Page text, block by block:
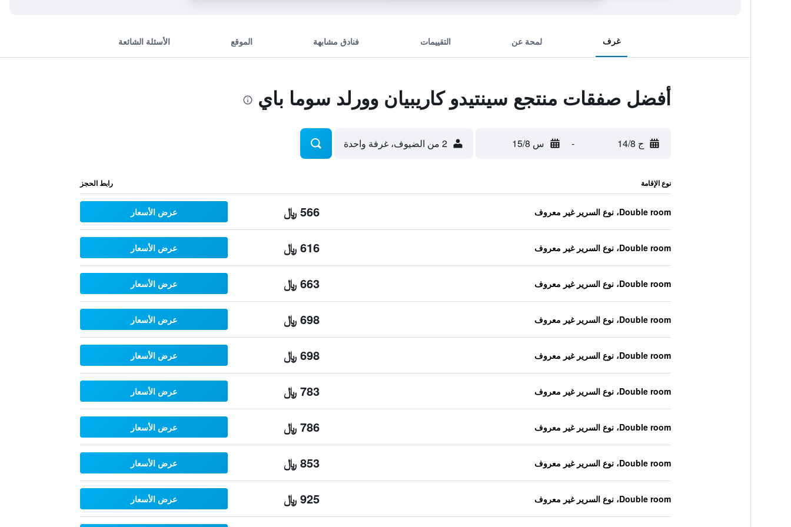
غرف لمحة عن التقييمات فنادق مشابهة الموقع الأسئلة الشائعة
أفضل صفقات منتجع سينتيدو كاريبيان وورلد سوما باي
ج 14/8 - س 15/8 2 من الضيوف، غرفة واحدة
نوع الإقامة رابط الحجز
Double room، نوع السرير غير معروف 566 ﷼ عرض الأسعار
Double room، نوع السرير غير معروف 616 ﷼ عرض الأسعار
Double room، نوع السرير غير معروف 663 ﷼ عرض الأسعار
Double room، نوع السرير غير معروف 698 ﷼ عرض الأسعار
Double room، نوع السرير غير معروف 698 ﷼ عرض الأسعار
Double room، نوع السرير غير معروف 783 ﷼ عرض الأسعار
Double room، نوع السرير غير معروف 786 ﷼ عرض الأسعار
Double room، نوع السرير غير معروف 853 ﷼ عرض الأسعار
Double room، نوع السرير غير معروف 925 ﷼ عرض الأسعار